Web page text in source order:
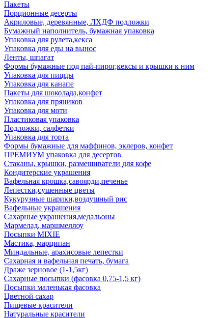
Пакеты
Порционные десерты
Акриловые, деревянные, ЛХДФ подложки
Бумажный наполнитель, бумажная упаковка
Упаковка для рулета,кекса
Упаковка для еды на вынос
Ленты, шпагат
Формы бумажные под пай-пирог,кексы и крышки к ним
Упаковка для пиццы
Упаковка для канапе
Пакеты для шоколада,конфет
Упаковка для пряников
Упаковка для моти
Пластиковая упаковка
Подложки, салфетки
Упаковка для торта
Формы бумажные для маффинов, эклеров, конфет
ПРЕМИУМ упаковка для десертов
Стаканы, крышки, размешиватели для кофе
Кондитерские украшения
Вафельная крошка,савоярди,печенье
Лепестки,сушенные цветы
Кукурузные шарики,воздушный рис
Вафельные украшения
Сахарные украшения,медальоны
Мармелад, маршмеллоу
Посыпки MIXIE
Мастика, марципан
Миндальные, арахисовые лепестки
Сахарная и вафельная печать, бумага
Драже зерновое (1-1,5кг)
Сахарные посыпки (фасовка 0,75-1,5 кг)
Посыпки маленькая фасовка
Цветной сахар
Пищевые красители
Натуральные красители